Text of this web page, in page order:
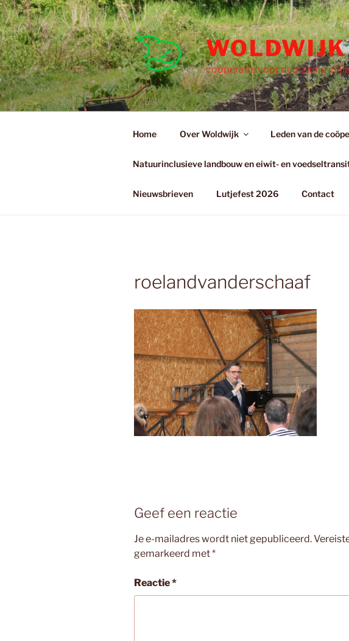
Ga
naar
de
inhoud
WOLDWIJK
coöperatie voor duurzame
Home Over Woldwijk Leden van de
Natuurinclusieve landbouw en eiwit- en
Nieuwsbrieven Lutjefest 2026 Contact
roelandvanderschaaf
Geef een reactie
Je e-mailadres wordt niet gepubliceerd.
gemarkeerd met*
Reactie*